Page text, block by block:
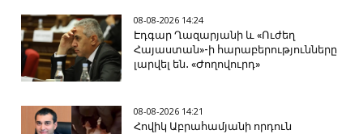
08-08-2026 14:24
Էդգար Ղազարյանի և «Ուժեղ
Հայաստան»-ի հարաբերությունները
լարվել են․ «Ժողովուրդ»
08-08-2026 14:21
Հովիկ Աբրահամյանի որդուն